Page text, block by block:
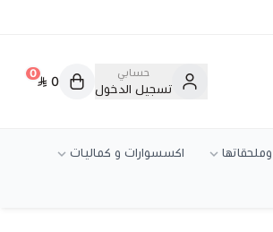
حسابي
تسجيل الدخول
0
0
اكسسوارات و كماليات